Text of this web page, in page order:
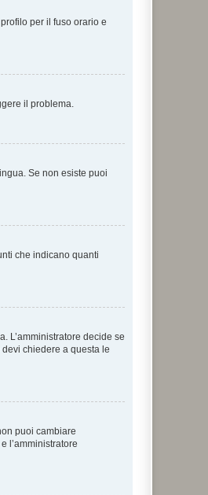
per il fuso orario e
il problema.
Se non esiste puoi
che indicano quanti
L’amministratore decide se
chiedere a questa le
puoi cambiare
l’amministratore